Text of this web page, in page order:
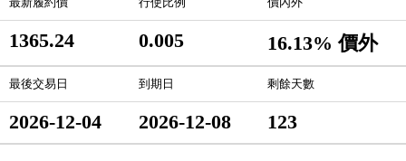
1365.24 0.005 16.13% 價外
最後交易日 到期日 剩餘天數
2026-12-04 2026-12-08 123